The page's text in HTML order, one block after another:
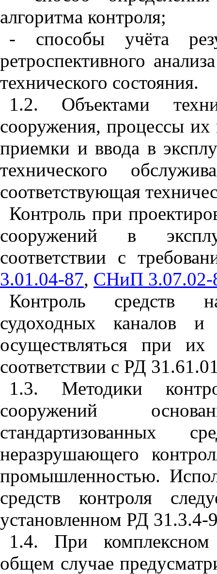
алгоритма контроля;
- способы учёта
ретроспективного
технического состояния.
1.2. Объектами
сооружения, процессы их
приемки и ввода в
технического
соответствующая
Контроль при
сооружений в
соответствии с
3.01.04-87, СНиП 3.07.02-
Контроль средств
судоходных каналов и
осуществляться при
соответствии с РД
1.3. Методики
сооружений
стандартизованных
неразрушающего
промышленностью.
средств контроля
установленном РД 31.3.4-
1.4. При комплексном
общем случае